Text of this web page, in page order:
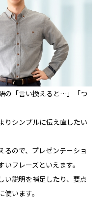
の「言い換えると…」「つ
りシンプルに伝え直したい
るので、プレゼンテーショ
フレーズといえます。
い説明を補足したり、要点
います。